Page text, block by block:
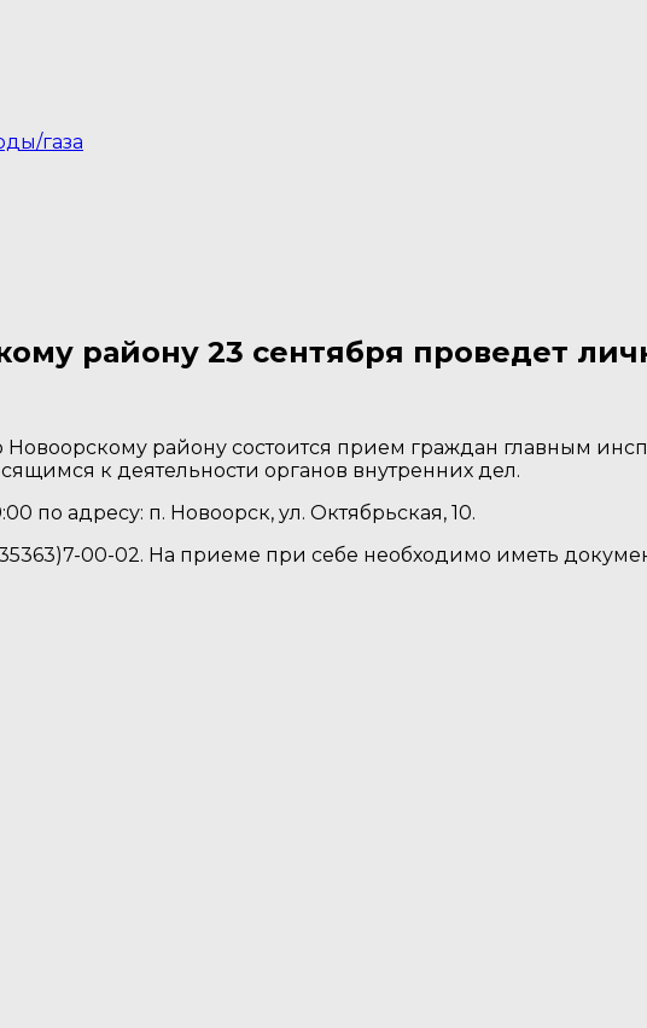
газа
району 23 сентября проведет
району состоится прием граждан главным
к деятельности органов внутренних дел.
по адресу: п. Новоорск, ул. Октябрьская, 10.
00-02. На приеме при себе необходимо иметь